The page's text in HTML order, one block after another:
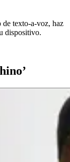
de texto-a-voz, haz
dispositivo.